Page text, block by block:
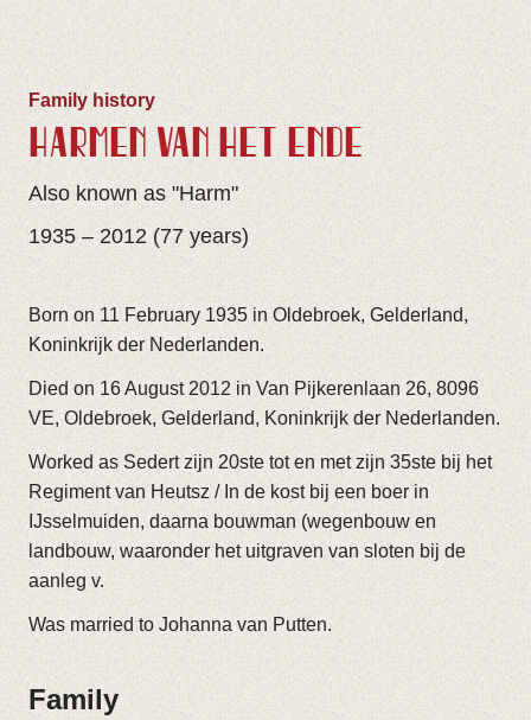
Family history
HARMEN VAN HET ENDE
Also known as "Harm"
1935 – 2012 (77 years)
Born on 11 February 1935 in Oldebroek, Gelderland,
Koninkrijk der Nederlanden.
Died on 16 August 2012 in Van Pijkerenlaan 26, 8096
VE, Oldebroek, Gelderland, Koninkrijk der Nederlanden.
Worked as Sedert zijn 20ste tot en met zijn 35ste bij het
Regiment van Heutsz / In de kost bij een boer in
IJsselmuiden, daarna bouwman (wegenbouw en
landbouw, waaronder het uitgraven van sloten bij de
aanleg v.
Was married to Johanna van Putten.
Family